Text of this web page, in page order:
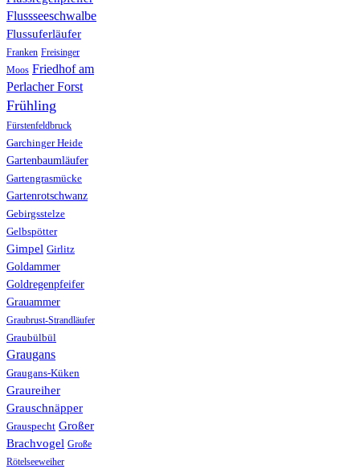
Flussseeschwalbe
Flussuferläufer
Franken Freisinger
Moos Friedhof am
Perlacher Forst
Frühling
Fürstenfeldbruck
Garchinger Heide
Gartenbaumläufer
Gartengrasmücke
Gartenrotschwanz
Gebirgsstelze
Gelbspötter
Gimpel Girlitz
Goldammer
Goldregenpfeifer
Grauammer
Graubrust-Strandläufer
Graubülbül
Graugans
Graugans-Küken
Graureiher
Grauschnäpper
Grauspecht Großer
Brachvogel Große
Rötelseeweiher